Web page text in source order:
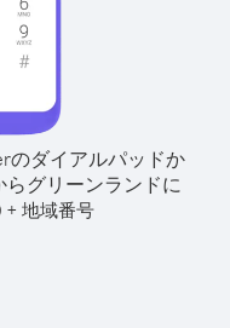
のダイアルパッドか
らグリーンランドに
+ 地域番号